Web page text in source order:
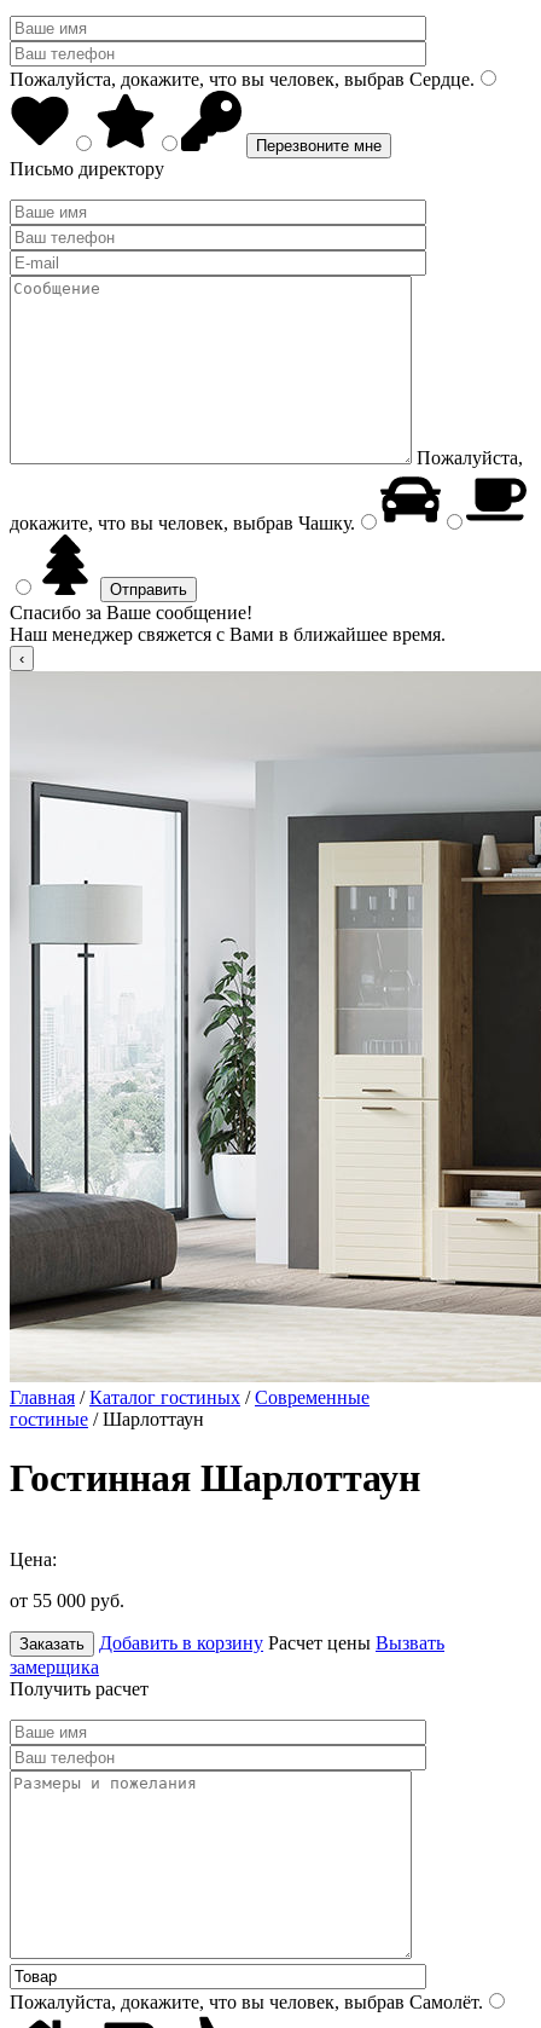
Пожалуйста, докажите, что вы человек, выбрав Сердце.
Письмо директору
Пожалуйста,
докажите, что вы человек, выбрав Чашку.
Спасибо за Ваше сообщение!
Наш менеджер свяжется с Вами в ближайшее время.
Главная /Каталог гостиных /Современные
гостиные / Шарлоттаун
Гостинная Шарлоттаун
Цена:
от 55 000 руб.
Заказать Добавить в корзину Расчет цены Вызвать
замерщика
Получить расчет
Пожалуйста, докажите, что вы человек, выбрав Самолёт.